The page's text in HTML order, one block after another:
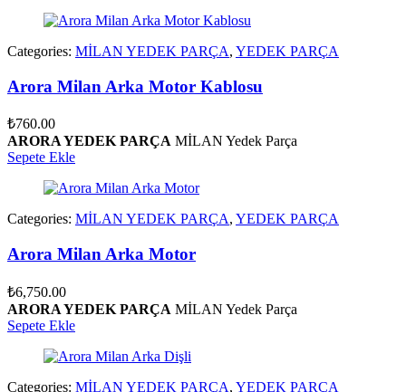
Categories: MİLAN YEDEK PARÇA, YEDEK PARÇA
Arora Milan Arka Motor Kablosu
₺760.00
ARORA YEDEK PARÇA MİLAN Yedek Parça
Sepete Ekle
Categories: MİLAN YEDEK PARÇA, YEDEK PARÇA
Arora Milan Arka Motor
₺6,750.00
ARORA YEDEK PARÇA MİLAN Yedek Parça
Sepete Ekle
Categories: MİLAN YEDEK PARÇA, YEDEK PARÇA